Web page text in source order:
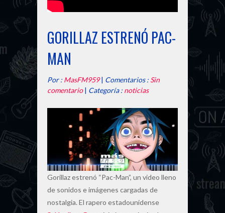
GORILLAZ ESTRENÓ PAC-
MAN
Por : MasFM959| Comentarios : Sin
comentario| Categoría : noticias
Gorillaz estrenó “Pac-Man”, un video lleno
de sonidos e imágenes cargadas de
nostalgia. El rapero estadounidense